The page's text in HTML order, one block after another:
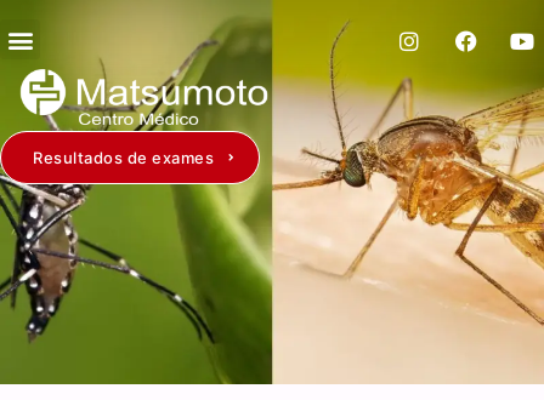
Resultados de exames